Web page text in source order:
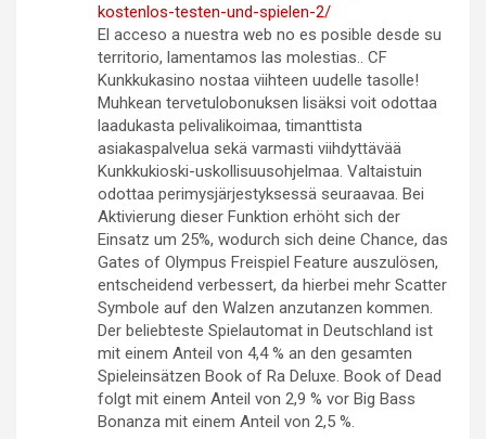
kostenlos-testen-und-spielen-2/
El acceso a nuestra web no es posible desde su
territorio, lamentamos las molestias.. CF
Kunkkukasino nostaa viihteen uudelle tasolle!
Muhkean tervetulobonuksen lisäksi voit odottaa
laadukasta pelivalikoimaa, timanttista
asiakaspalvelua sekä varmasti viihdyttävää
Kunkkukioski-uskollisuusohjelmaa. Valtaistuin
odottaa perimysjärjestyksessä seuraavaa. Bei
Aktivierung dieser Funktion erhöht sich der
Einsatz um 25%, wodurch sich deine Chance, das
Gates of Olympus Freispiel Feature auszulösen,
entscheidend verbessert, da hierbei mehr Scatter
Symbole auf den Walzen anzutanzen kommen.
Der beliebteste Spielautomat in Deutschland ist
mit einem Anteil von 4,4 % an den gesamten
Spieleinsätzen Book of Ra Deluxe. Book of Dead
folgt mit einem Anteil von 2,9 % vor Big Bass
Bonanza mit einem Anteil von 2,5 %.